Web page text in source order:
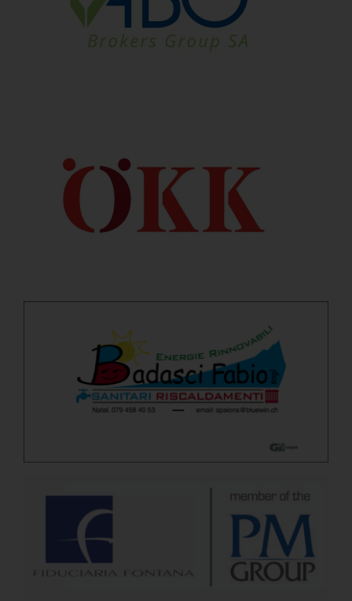
ABC
Oekk
Badasci Fabio SAGL
Fiduciaria Fontana